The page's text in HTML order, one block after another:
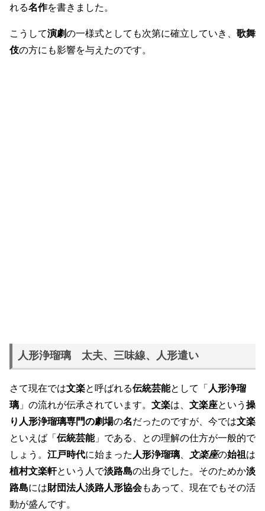
れる名作を書きました。
こうして演劇の一様式としても次第に確立していき、 歌舞
伎の方にも影響を与えたのです。
人形浄瑠璃 太夫、三味線、人形遣い
さて現在では文楽と呼ばれる伝統芸能として「 人形浄瑠
璃」の流れが伝承されています。 文楽は、 文楽座という 操
り人形浄瑠璃専門の劇場の名だったのですが、今では文楽
といえば「 伝統芸能」である、との理解の仕方が一般的で
しょう。 江戸時代に始まった 人形浄瑠璃、 文楽座の始祖は
植村文楽軒という人で淡路島の出身でした。そのためか淡
路島には財団法人淡路人形協会もあって、現在でもその活
動が盛んです。